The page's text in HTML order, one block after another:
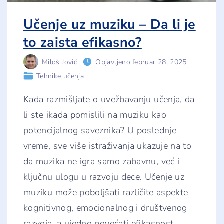
e
a
v
z
a
č
k
i
p
t
(
t
e
o
i
s
k
i
e
o
Učenje uz muziku – Da li je
to zaista efikasno?
Miloš Jović Objavljeno februar 28, 2025
Tehnike učenja
Kada razmišljate o uvežbavanju učenja, da
li ste ikada pomislili na muziku kao
potencijalnog saveznika? U poslednje
vreme, sve više istraživanja ukazuje na to
da muzika ne igra samo zabavnu, već i
ključnu ulogu u razvoju dece. Učenje uz
muziku može poboljšati različite aspekte
kognitivnog, emocionalnog i društvenog